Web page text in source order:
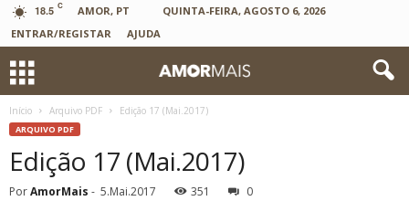
18.5 C AMOR, PT
QUINTA-FEIRA, AGOSTO 6, 2026
ENTRAR/REGISTAR
AJUDA
Início Arquivo PDF Edição 17 (Mai.2017)
ARQUIVO PDF
Edição 17 (Mai.2017)
PorAmorMais - 5.Mai.2017 351 0